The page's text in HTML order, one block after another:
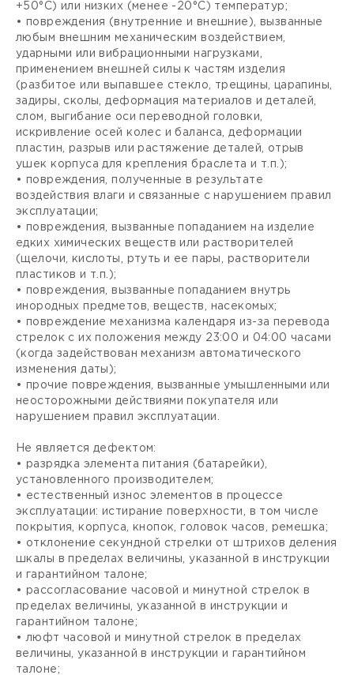
+50°С) или низких (менее -20°С) температур;
• повреждения (внутренние и внешние), вызванные
любым внешним механическим воздействием,
ударными или вибрационными нагрузками,
применением внешней силы к частям изделия
(разбитое или выпавшее стекло, трещины, царапины,
задиры, сколы, деформация материалов и деталей,
слом, выгибание оси переводной головки,
искривление осей колес и баланса, деформации
пластин, разрыв или растяжение деталей, отрыв
ушек корпуса для крепления браслета и т.п.);
• повреждения, полученные в результате
воздействия влаги и связанные с нарушением правил
эксплуатации;
• повреждения, вызванные попаданием на изделие
едких химических веществ или растворителей
(щелочи, кислоты, ртуть и ее пары, растворители
пластиков и т.п.);
• повреждения, вызванные попаданием внутрь
инородных предметов, веществ, насекомых;
• повреждение механизма календаря из-за перевода
стрелок с их положения между 23:00 и 04:00 часами
(когда задействован механизм автоматического
изменения даты);
• прочие повреждения, вызванные умышленными или
неосторожными действиями покупателя или
нарушением правил эксплуатации.
Не является дефектом:
• разрядка элемента питания (батарейки),
установленного производителем;
• естественный износ элементов в процессе
эксплуатации: истирание поверхности, в том числе
покрытия, корпуса, кнопок, головок часов, ремешка;
• отклонение секундной стрелки от штрихов деления
шкалы в пределах величины, указанной в инструкции
и гарантийном талоне;
• рассогласование часовой и минутной стрелок в
пределах величины, указанной в инструкции и
гарантийном талоне;
• люфт часовой и минутной стрелок в пределах
величины, указанной в инструкции и гарантийном
талоне;